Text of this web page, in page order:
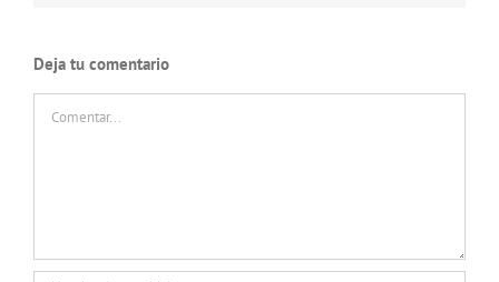
Deja tu comentario